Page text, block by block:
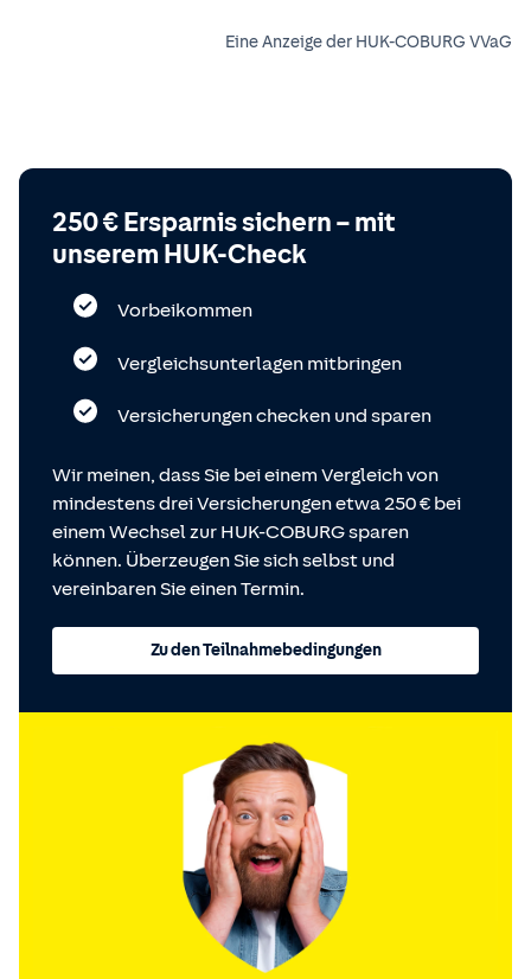
Eine Anzeige der HUK-COBURG VVaG
250 € Ersparnis sichern – mit
unserem HUK-Check
Vorbeikommen
Vergleichsunterlagen mitbringen
Versicherungen checken und sparen
Wir meinen, dass Sie bei einem Vergleich von
mindestens drei Versicherungen etwa 250 € bei
einem Wechsel zur HUK-COBURG sparen
können. Überzeugen Sie sich selbst und
vereinbaren Sie einen Termin.
Zu den Teilnahmebedingungen